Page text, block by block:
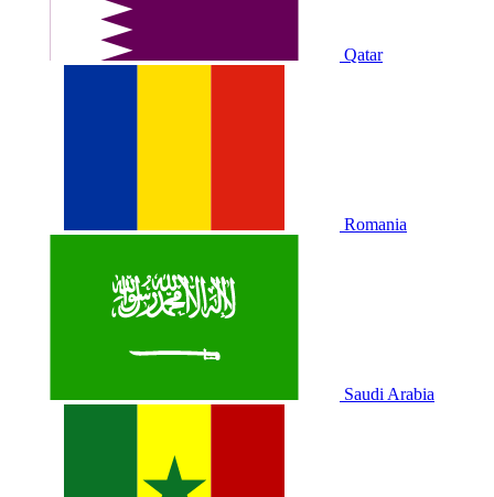
Qatar
Romania
Saudi Arabia